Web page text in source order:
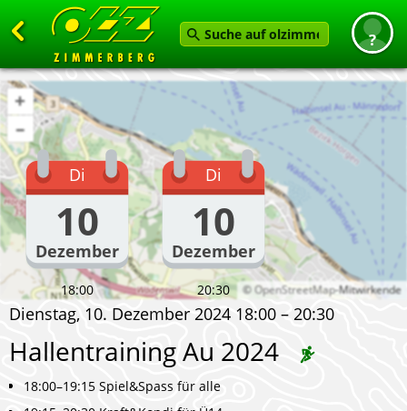
Zurück
Startseite
News
Termine
Angebot
Karten
Service
Verein
Feedback geben
+
–
©OpenStreetMap-Mitwirkende
Di
10
Dezember
18:00
Di
10
Dezember
20:30
Dienstag, 10. Dezember 2024 18:00 – 20:30
Hallentraining Au 2024
18:00–19:15 Spiel&Spass für alle